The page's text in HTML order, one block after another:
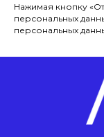
Нажимая кнопку
персональных
персональных